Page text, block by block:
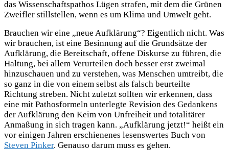
das Wissenschaftspathos Lügen strafen, mit dem die Grünen
Zweifler stillstellen, wenn es um Klima und Umwelt geht.
Brauchen wir eine „neue Aufklärung“? Eigentlich nicht. Was
wir brauchen, ist eine Besinnung auf die Grundsätze der
Aufklärung, die Bereitschaft, offene Diskurse zu führen, die
Haltung, bei allem Verurteilen doch besser erst zweimal
hinzuschauen und zu verstehen, was Menschen umtreibt, die
so ganz in die von einem selbst als falsch beurteilte
Richtung streben. Nicht zuletzt sollten wir erkennen, dass
eine mit Pathosformeln unterlegte Revision des Gedankens
der Aufklärung den Keim von Unfreiheit und totalitärer
Anmaßung in sich tragen kann. „Aufklärung jetzt!“ heißt ein
vor einigen Jahren erschienenes lesenswertes Buch von
Steven Pinker. Genauso darum muss es gehen.